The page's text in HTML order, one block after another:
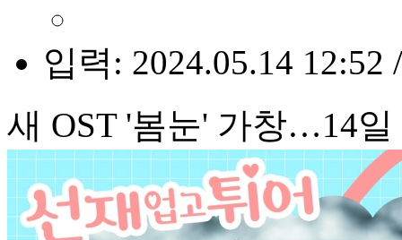
입력: 2024.05.14 12:52
새 OST '봄눈' 가창…14일